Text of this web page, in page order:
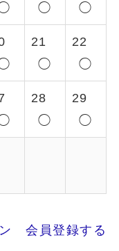
◯
◯
21
◯
22
◯
28
◯
29
◯
会員登録する